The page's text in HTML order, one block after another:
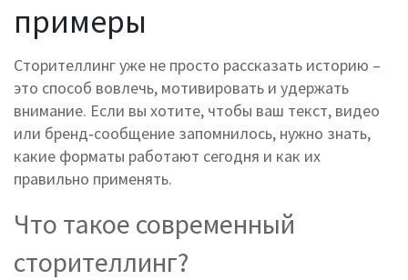
примеры
Сторителлинг уже не просто рассказать историю –
это способ вовлечь, мотивировать и удержать
внимание. Если вы хотите, чтобы ваш текст, видео
или бренд‑сообщение запомнилось, нужно знать,
какие форматы работают сегодня и как их
правильно применять.
Что такое современный
сторителлинг?